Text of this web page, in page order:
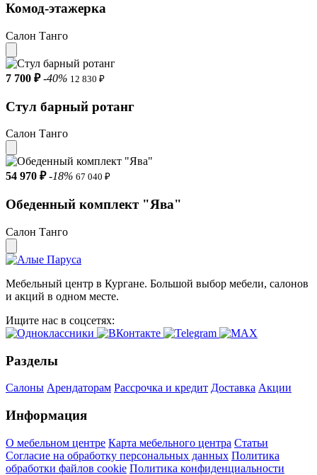
Комод-этажерка
Салон Танго
7 700 ₽ -40% 12 830 ₽
Стул барный ротанг
Салон Танго
54 970 ₽ -18% 67 040 ₽
Обеденный комплект "Ява"
Салон Танго
Мебельный центр в Кургане. Большой выбор мебели, салонов
и акций в одном месте.
Ищите нас в соцсетях:
Разделы
Салоны Арендаторам Рассрочка и кредит Доставка Акции
Информация
О мебельном центре Карта мебельного центра Статьи
Согласие на обработку персональных данных Политика
обработки файлов cookie Политика конфиденциальности